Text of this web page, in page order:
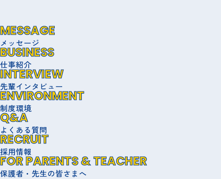
MESSAGE
メッセージ
BUSINESS
仕事紹介
INTERVIEW
先輩インタビュー
ENVIRONMENT
制度環境
Q&A
よくある質問
RECRUIT
採用情報
FOR PARENTS & TEACHER
保護者・先生の皆さまへ